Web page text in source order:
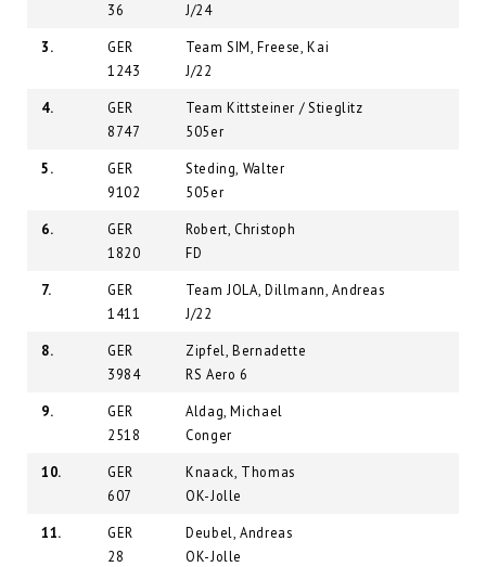
36
J/24
3.
GER
1243
Team SIM, Freese, Kai
J/22
4.
GER
8747
Team Kittsteiner / Stieglitz
505er
5.
GER
9102
Steding, Walter
505er
6.
GER
1820
Robert, Christoph
FD
7.
GER
1411
Team JOLA, Dillmann, Andreas
J/22
8.
GER
3984
Zipfel, Bernadette
RS Aero 6
9.
GER
2518
Aldag, Michael
Conger
10.
GER
607
Knaack, Thomas
OK-Jolle
11.
GER
28
Deubel, Andreas
OK-Jolle